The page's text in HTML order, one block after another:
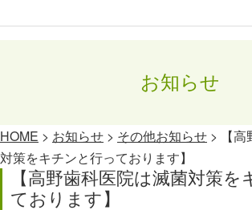
お知らせ
HOME > お知らせ > その他お知らせ >
【
対策をキチンと行っております】
【高野歯科医院は滅菌対策を
ております】